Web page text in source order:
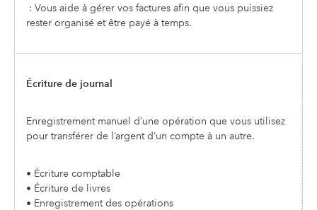
: Vous aide à gérer vos factures afin que vous puissiez
rester organisé et être payé à temps.
Écriture de journal
Enregistrement manuel d’une opération que vous utilisez
pour transférer de l’argent d’un compte à un autre.
• Écriture comptable
• Écriture de livres
• Enregistrement des opérations